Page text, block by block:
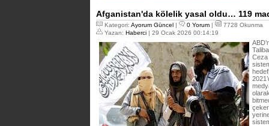
Afganistan'da kölelik yasal oldu… 119
Kategori: Ayorum Güncel | 0 Yorum |
7728 Okunma
Yazan: Haberci | 29 Ocak 2026 00:14:19
Ceza